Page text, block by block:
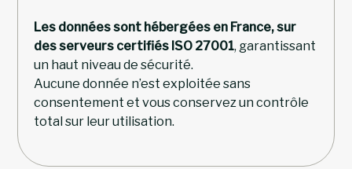
Les données sont hébergées en France, sur
des serveurs certifiés ISO 27001, garantissant
un haut niveau de sécurité.
Aucune donnée n’est exploitée sans
consentement et vous conservez un contrôle
total sur leur utilisation.